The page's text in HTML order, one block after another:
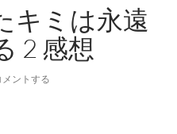
キミは永遠
2 感想
メントする